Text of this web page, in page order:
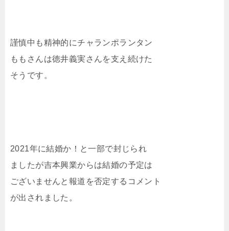
謹慎中も精神的にチャランポランタン
ももさんは徳井義実さんを支え続けた
そうです。
2021年に結婚か！と一部で封じられ
ましたが吉本興業からは結婚の予定は
ございませんと報道を否定するコメント
が出されました。